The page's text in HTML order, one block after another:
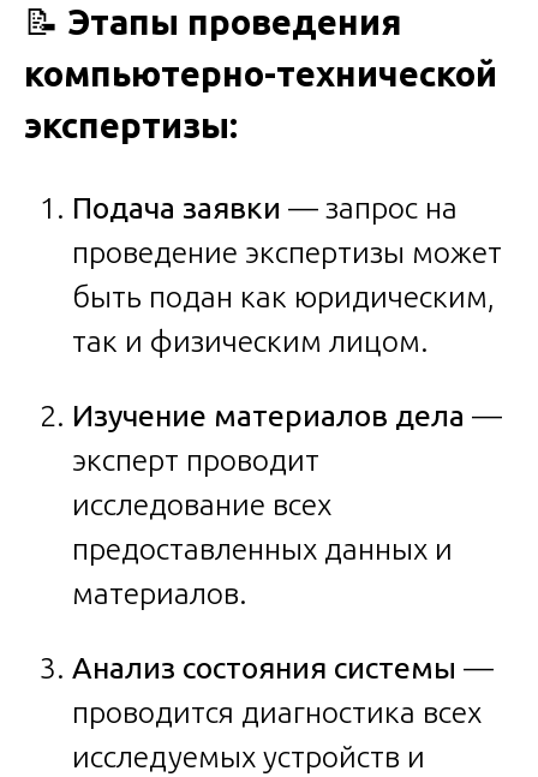
📝 Этапы проведения
компьютерно-технической
экспертизы:
Подача заявки — запрос на
проведение экспертизы может
быть подан как юридическим,
так и физическим лицом.
Изучение материалов дела —
эксперт проводит
исследование всех
предоставленных данных и
материалов.
Анализ состояния системы —
проводится диагностика всех
исследуемых устройств и